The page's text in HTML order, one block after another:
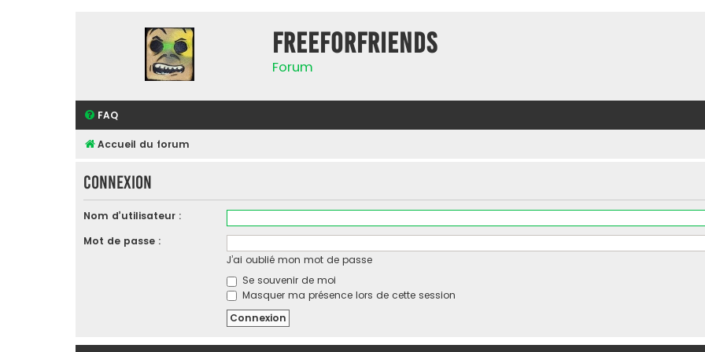
FreeForFriends
Forum
FAQ
Accueil du forum
Connexion
Nom d’utilisateur :
Mot de passe :
J’ai oublié mon mot de passe
Se souvenir de moi
Masquer ma présence lors de cette session